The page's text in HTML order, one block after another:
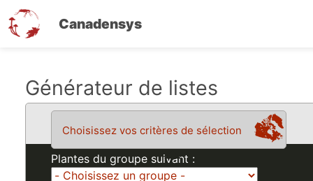
Canadensys
Générateur de listes
Choisissez vos critères de sélection
Plantes du groupe suivant :